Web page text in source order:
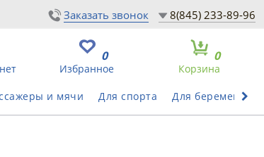
Заказать звонок 8(845) 233-89-96
Корзина
0
Избранное
0
и мячи Для спорта Для беременных